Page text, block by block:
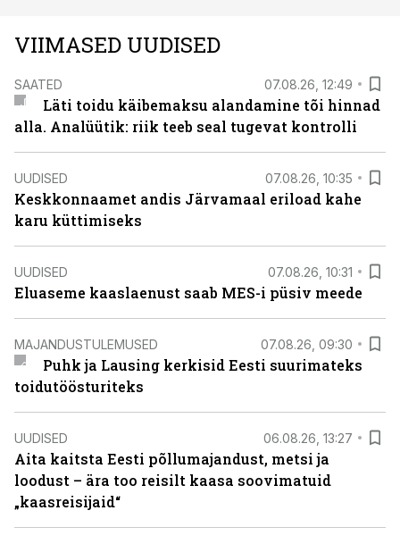
VIIMASED UUDISED
SAATED 07.08.26, 12:49
Läti toidu käibemaksu alandamine tõi hinnad
alla. Analüütik: riik teeb seal tugevat kontrolli
UUDISED 07.08.26, 10:35
Keskkonnaamet andis Järvamaal eriload kahe
karu küttimiseks
UUDISED 07.08.26, 10:31
Eluaseme kaaslaenust saab MES-i püsiv meede
MAJANDUSTULEMUSED 07.08.26, 09:30
Puhk ja Lausing kerkisid Eesti suurimateks
toidutöösturiteks
UUDISED 06.08.26, 13:27
Aita kaitsta Eesti põllumajandust, metsi ja
loodust – ära too reisilt kaasa soovimatuid
„kaasreisijaid“